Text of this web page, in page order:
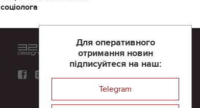
соціолога
Для оперативного
отримання новин
підписуйтеся на наш:
Telegram
Розроблений та підтримується
компанії 32х32